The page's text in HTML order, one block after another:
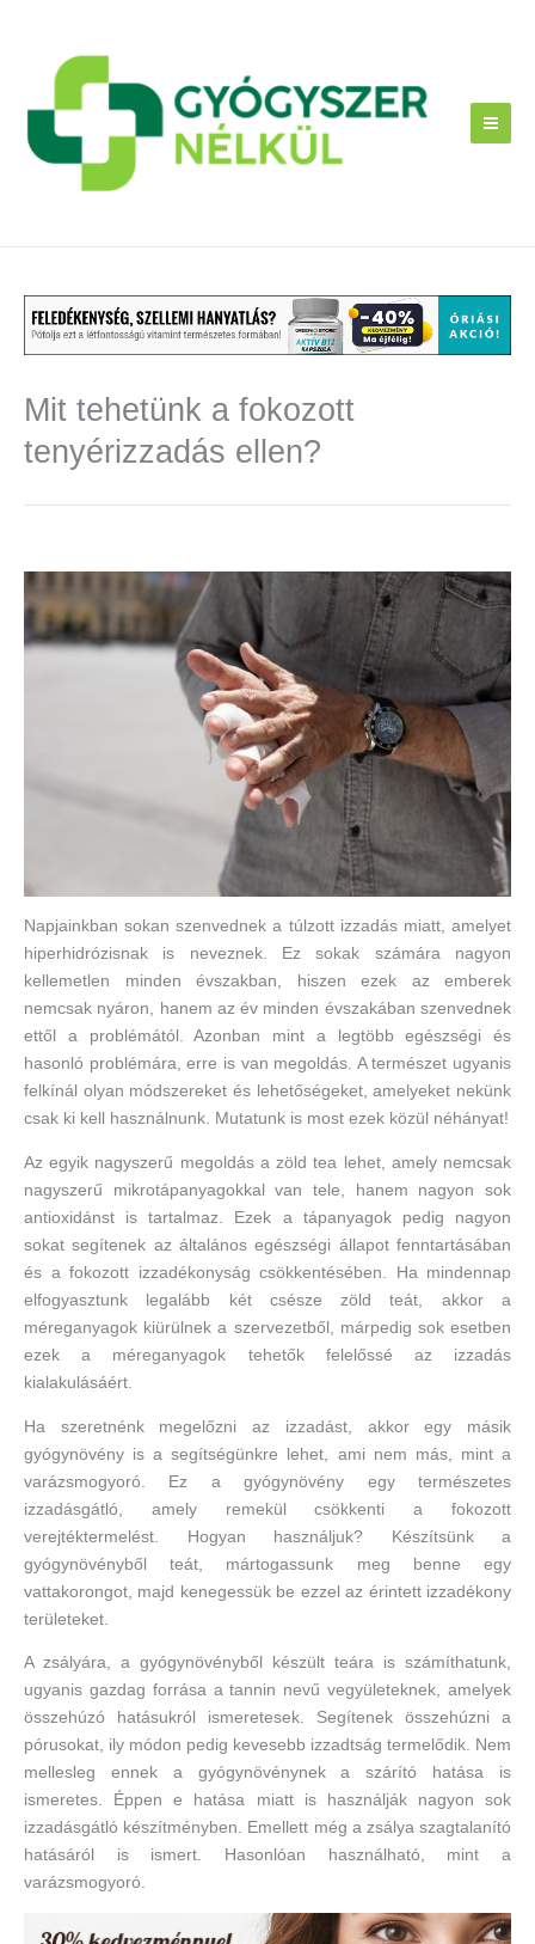
Mit tehetünk a fokozott
tenyérizzadás ellen?
Napjainkban sokan szenvednek a túlzott izzadás miatt, amelyet
hiperhidrózisnak is neveznek. Ez sokak számára nagyon
kellemetlen minden évszakban, hiszen ezek az emberek
nemcsak nyáron, hanem az év minden évszakában szenvednek
ettől a problémától. Azonban mint a legtöbb egészségi és
hasonló problémára, erre is van megoldás. A természet ugyanis
felkínál olyan módszereket és lehetőségeket, amelyeket nekünk
csak ki kell használnunk. Mutatunk is most ezek közül néhányat!
Az egyik nagyszerű megoldás a zöld tea lehet, amely nemcsak
nagyszerű mikrotápanyagokkal van tele, hanem nagyon sok
antioxidánst is tartalmaz. Ezek a tápanyagok pedig nagyon
sokat segítenek az általános egészségi állapot fenntartásában
és a fokozott izzadékonyság csökkentésében. Ha mindennap
elfogyasztunk legalább két csésze zöld teát, akkor a
méreganyagok kiürülnek a szervezetből, márpedig sok esetben
ezek a méreganyagok tehetők felelőssé az izzadás
kialakulásáért.
Ha szeretnénk megelőzni az izzadást, akkor egy másik
gyógynövény is a segítségünkre lehet, ami nem más, mint a
varázsmogyoró. Ez a gyógynövény egy természetes
izzadásgátló, amely remekül csökkenti a fokozott
verejtéktermelést. Hogyan használjuk? Készítsünk a
gyógynövényből teát, mártogassunk meg benne egy
vattakorongot, majd kenegessük be ezzel az érintett izzadékony
területeket.
A zsályára, a gyógynövényből készült teára is számíthatunk,
ugyanis gazdag forrása a tannin nevű vegyületeknek, amelyek
összehúzó hatásukról ismeretesek. Segítenek összehúzni a
pórusokat, ily módon pedig kevesebb izzadtság termelődik. Nem
mellesleg ennek a gyógynövénynek a szárító hatása is
ismeretes. Éppen e hatása miatt is használják nagyon sok
izzadásgátló készítményben. Emellett még a zsálya szagtalanító
hatásáról is ismert. Hasonlóan használható, mint a
varázsmogyoró.